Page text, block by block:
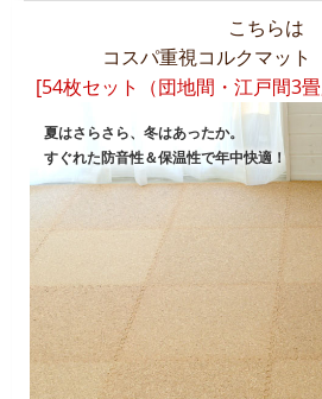
こちらは
コスパ重視コルクマット
[54枚セット（団地間・江戸間3
夏はさらさら、冬はあったか。
すぐれた防音性＆保温性で年中快適！